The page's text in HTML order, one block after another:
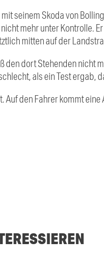
seinem Skoda von
mehr unter Kontrolle.
mitten auf der
dort Stehenden nicht
als ein Test ergab,
Auf den Fahrer kommt eine